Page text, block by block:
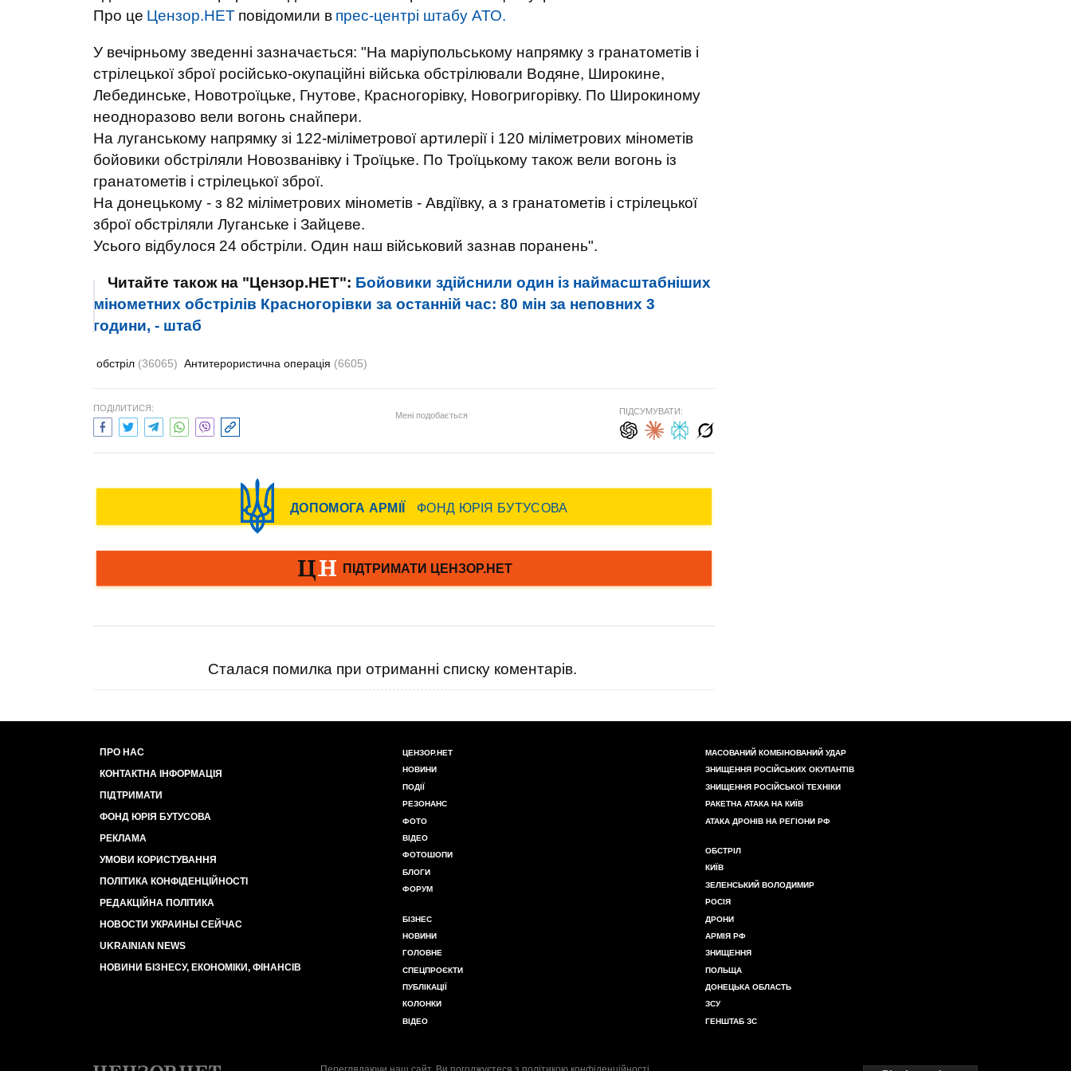
Про це Цензор.НЕТ повідомили в прес-центрі штабу АТО.
У вечірньому зведенні зазначається: "На маріупольському напрямку з гранатометів і
стрілецької зброї російсько-окупаційні війська обстрілювали Водяне, Широкине,
Лебединське, Новотроїцьке, Гнутове, Красногорівку, Новогригорівку. По Широкиному
неодноразово вели вогонь снайпери.
На луганському напрямку зі 122-міліметрової артилерії і 120 міліметрових мінометів
бойовики обстріляли Новозванівку і Троїцьке. По Троїцькому також вели вогонь із
гранатометів і стрілецької зброї.
На донецькому - з 82 міліметрових мінометів - Авдіївку, а з гранатометів і стрілецької
зброї обстріляли Луганське і Зайцеве.
Усього відбулося 24 обстріли. Один наш військовий зазнав поранень".
Читайте також на "Цензор.НЕТ": Бойовики здійснили один із наймасштабніших
мінометних обстрілів Красногорівки за останній час: 80 мін за неповних 3
години, - штаб
обстріл (36065) Антитерористична операція (6605)
ПОДІЛИТИСЯ:
Мені подобається ПІДСУМУВАТИ:
Сталася помилка при отриманні списку коментарів.
ПРО НАС
КОНТАКТНА ІНФОРМАЦІЯ
ПІДТРИМАТИ
ФОНД ЮРІЯ БУТУСОВА
РЕКЛАМА
УМОВИ КОРИСТУВАННЯ
ПОЛІТИКА КОНФІДЕНЦІЙНОСТІ
РЕДАКЦІЙНА ПОЛІТИКА
НОВОСТИ УКРАИНЫ СЕЙЧАС
UKRAINIAN NEWS
НОВИНИ БІЗНЕСУ, ЕКОНОМІКИ, ФІНАНСІВ
ЦЕНЗОР.НЕТ
НОВИНИ
ПОДІЇ
РЕЗОНАНС
ФОТО
ВІДЕО
ФОТОШОПИ
БЛОГИ
ФОРУМ
БІЗНЕС
НОВИНИ
ГОЛОВНЕ
СПЕЦПРОЄКТИ
ПУБЛІКАЦІЇ
КОЛОНКИ
ВІДЕО
МАСОВАНИЙ КОМБІНОВАНИЙ УДАР
ЗНИЩЕННЯ РОСІЙСЬКИХ ОКУПАНТІВ
ЗНИЩЕННЯ РОСІЙСЬКОЇ ТЕХНІКИ
РАКЕТНА АТАКА НА КИЇВ
АТАКА ДРОНІВ НА РЕГІОНИ РФ
ОБСТРІЛ
КИЇВ
ЗЕЛЕНСЬКИЙ ВОЛОДИМИР
РОСІЯ
ДРОНИ
АРМІЯ РФ
ЗНИЩЕННЯ
ПОЛЬЩА
ДОНЕЦЬКА ОБЛАСТЬ
ЗСУ
ГЕНШТАБ ЗС